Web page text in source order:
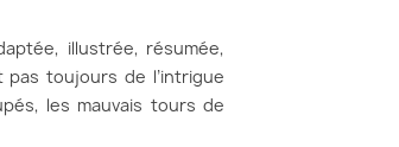
illustrée, résumée,
toujours de l’intrigue
les mauvais tours de